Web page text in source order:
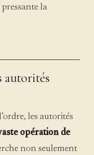
la
autorités
les autorités
opération de
non seulement